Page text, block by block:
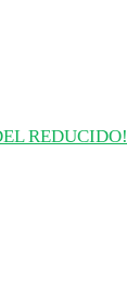
REDUCIDO!